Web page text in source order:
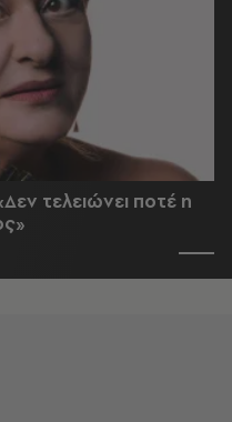
τελειώνει ποτέ η